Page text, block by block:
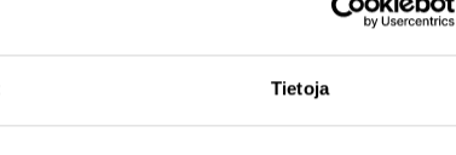
Tietoja
analyysipalvelulla on kartoitettu Opitin
-valmennuksien kehittämistä. Jatkuvan oppimisen
väyliä on tutkittu ja avattu, mutta vielä pitää tunnistaa